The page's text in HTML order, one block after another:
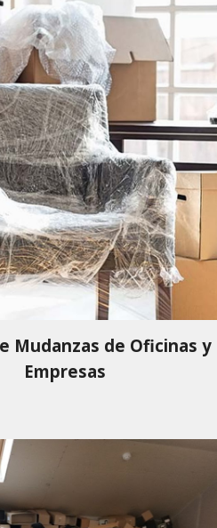
Mudanzas de Oficinas y
Empresas